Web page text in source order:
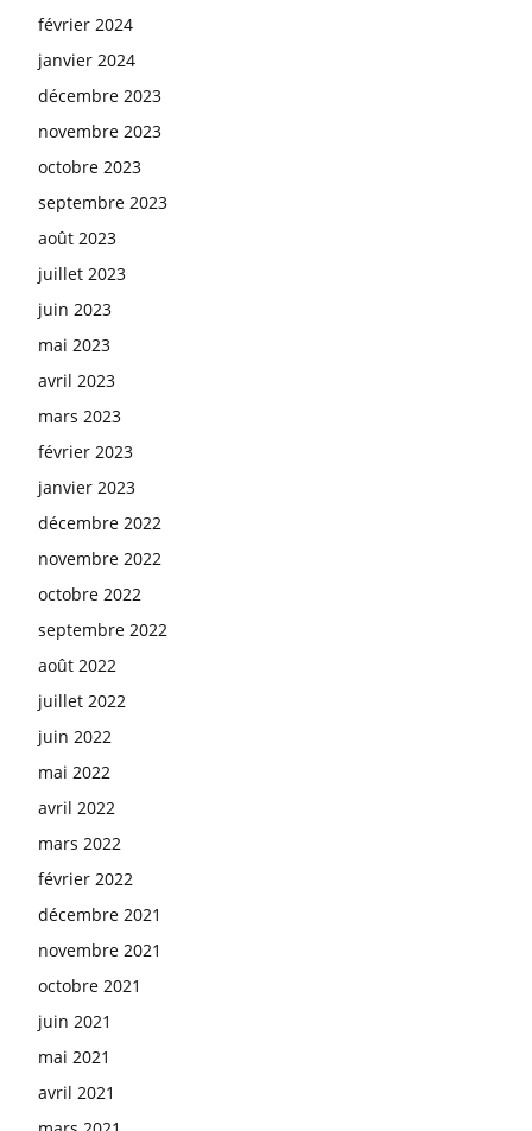
février 2024
janvier 2024
décembre 2023
novembre 2023
octobre 2023
septembre 2023
août 2023
juillet 2023
juin 2023
mai 2023
avril 2023
mars 2023
février 2023
janvier 2023
décembre 2022
novembre 2022
octobre 2022
septembre 2022
août 2022
juillet 2022
juin 2022
mai 2022
avril 2022
mars 2022
février 2022
décembre 2021
novembre 2021
octobre 2021
juin 2021
mai 2021
avril 2021